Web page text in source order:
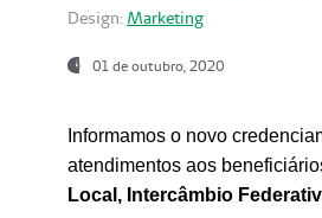
Design: Marketing
01 de outubro, 2020
Informamos o novo
atendimentos aos
Local, Intercâmbio